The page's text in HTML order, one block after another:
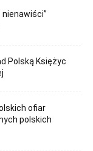
Polską Księżyc
ofiar
polskich